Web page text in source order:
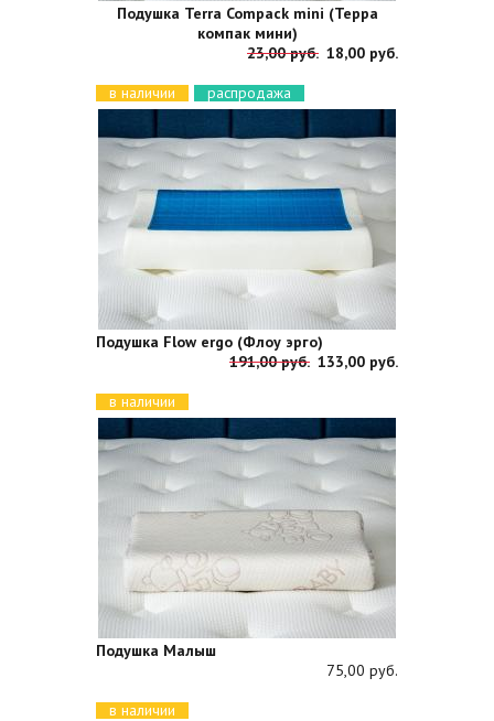
Подушка Terra Compack mini (Терра
компак мини)
23,00 руб. 18,00 руб.
в наличии
распродажа
Подушка Flow ergo (Флоу эрго)
191,00 руб. 133,00 руб.
в наличии
Подушка Малыш
75,00 руб.
в наличии